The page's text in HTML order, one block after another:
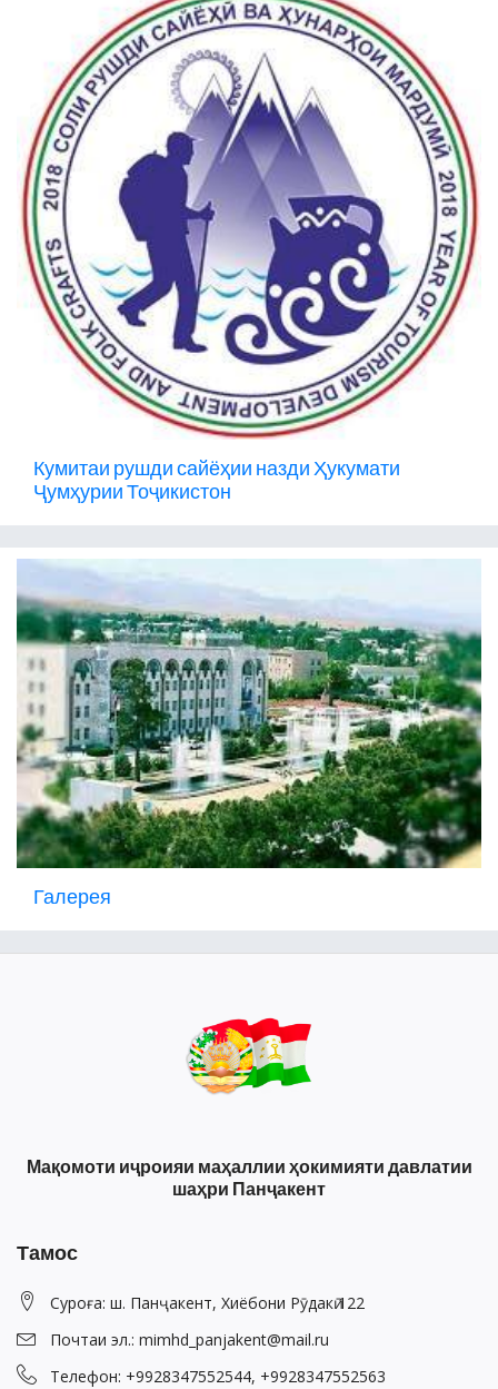
Кумитаи рушди сайёҳии назди Ҳукумати
Ҷумҳурии Тоҷикистон
Галерея
Мақомоти иҷроияи маҳаллии ҳокимияти давлатии
шаҳри Панҷакент
Тамос
Суроға: ш. Панҷакент, Хиёбони Рӯдакӣ 122
Почтаи эл.: mimhd_panjakent@mail.ru
Телефон: +9928347552544, +9928347552563